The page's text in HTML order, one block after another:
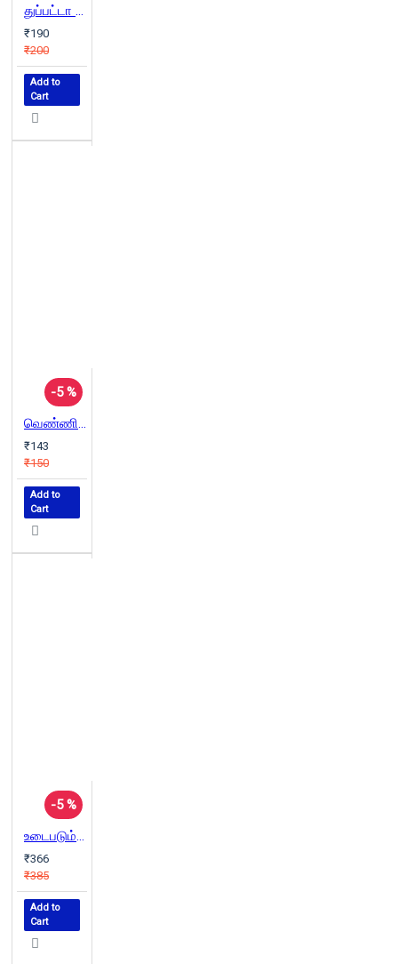
துப்பட்டா போடுங்க தோழி
₹190
₹200
Add to
Cart
-5 %
வெண்ணிற இரவுகள்
₹143
₹150
Add to
Cart
-5 %
உடைபடும் மௌனங்கள்
₹366
₹385
Add to
Cart